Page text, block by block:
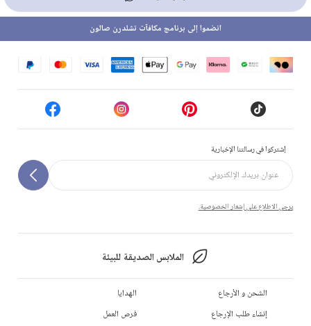
إشتركوا في رسالتنا الإخبارية
يرجى الاطلاع على إشعار الخصوصية.
الملابس الصديقة للبيئة
انضموا إلى برنامج مكافآت تشلدرن صالون
الشحن و الأرجاع
إنشاء طلب الإرجاع
الهدايا
فرص العمل